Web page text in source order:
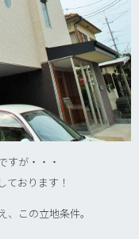
すが・・・
ております！
この立地条件。